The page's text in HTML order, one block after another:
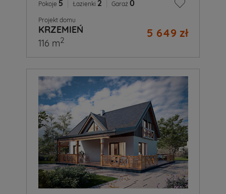
Pokoje 5 Łazienki 2 Garaż 0
Projekt domu
KRZEMIEŃ 5 649 zł
116 m2